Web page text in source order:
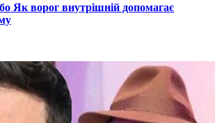
Як ворог внутрішній допомагає